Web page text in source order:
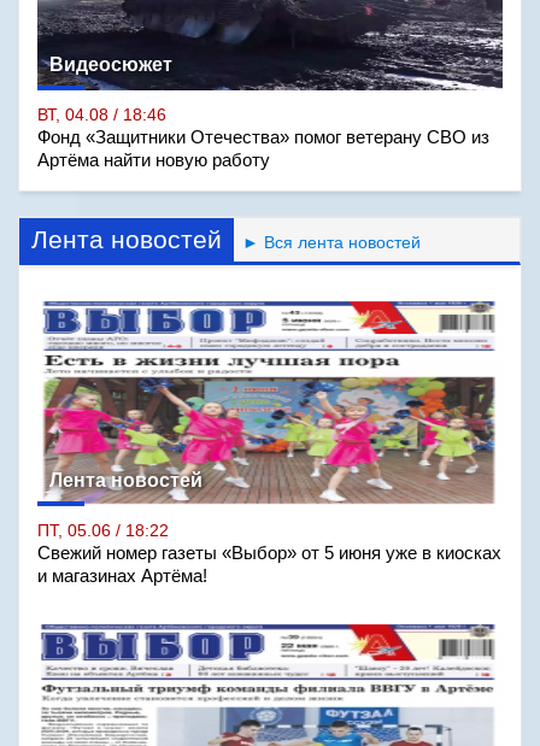
Видеосюжет
ВТ, 04.08 / 18:46
Фонд «Защитники Отечества» помог ветерану СВО из
Артёма найти новую работу
Лента новостей ► Вся лента новостей
Лента новостей
ПТ, 05.06 / 18:22
Свежий номер газеты «Выбор» от 5 июня уже в киосках
и магазинах Артёма!